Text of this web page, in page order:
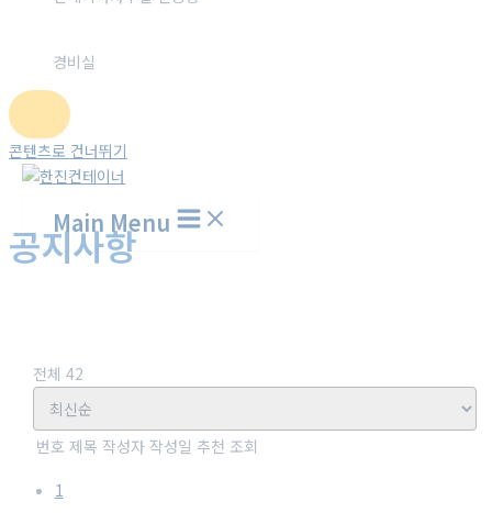
경비실
콘텐츠로 건너뛰기
Main Menu
공지사항
전체 42
번호 제목 작성자 작성일 추천 조회
1